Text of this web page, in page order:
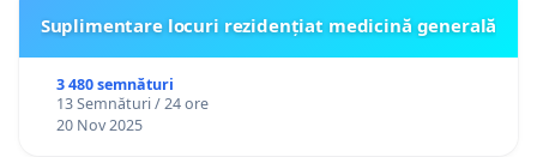
Suplimentare locuri rezidențiat medicină generală
3 480 semnături
13 Semnături / 24 ore
20 Nov 2025